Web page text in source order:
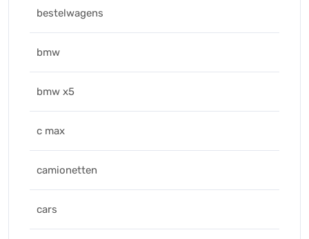
bestelwagens
bmw
bmw x5
c max
camionetten
cars